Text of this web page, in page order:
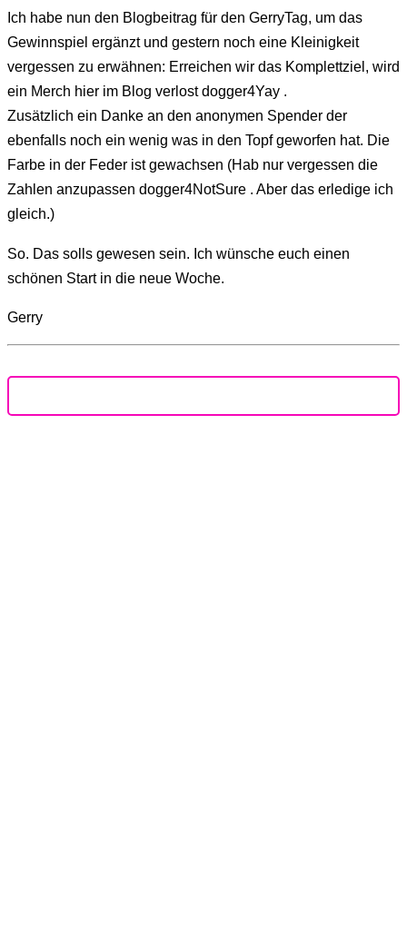
Ich habe nun den Blogbeitrag für den GerryTag, um das
Gewinnspiel ergänzt und gestern noch eine Kleinigkeit
vergessen zu erwähnen: Erreichen wir das Komplettziel, wird
ein Merch hier im Blog verlost dogger4Yay .
Zusätzlich ein Danke an den anonymen Spender der
ebenfalls noch ein wenig was in den Topf geworfen hat. Die
Farbe in der Feder ist gewachsen (Hab nur vergessen die
Zahlen anzupassen dogger4NotSure . Aber das erledige ich
gleich.)
So. Das solls gewesen sein. Ich wünsche euch einen
schönen Start in die neue Woche.
Gerry